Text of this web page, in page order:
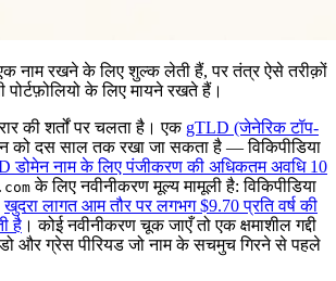
नाम रखने के लिए शुल्क लेती हैं, पर तंत्र ऐसे तरीक़ों
के लिए मायने रखते हैं।
की शर्तों पर चलता है। एक gTLD (जेनेरिक टॉप-
को दस साल तक रखा जा सकता है — विकिपीडिया
डोमेन नाम के लिए पंजीकरण की अधिकतम अवधि 10
.com के लिए नवीनीकरण मूल्य मामूली है: विकिपीडिया
खुदरा लागत आम तौर पर लगभग $9.70 प्रति वर्ष की
है । कोई नवीनीकरण चूक जाएँ तो एक क्षमाशील गद्दी
और ग्रेस पीरियड जो नाम के सचमुच गिरने से पहले